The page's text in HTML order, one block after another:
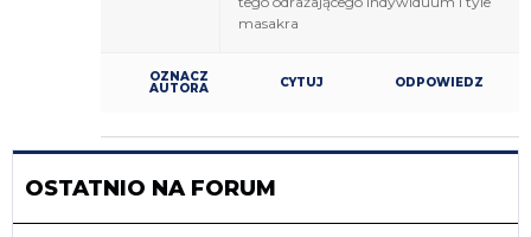
masakra
OZNACZ
AUTORA CYTUJ ODPOWIEDZ
OSTATNIO NA FORUM